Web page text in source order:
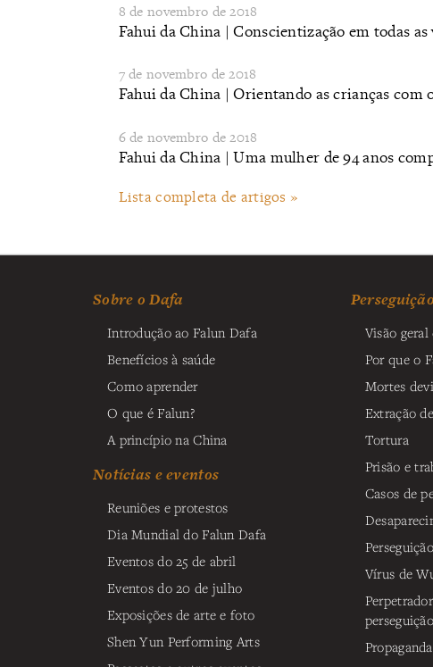
8 de novembro de 2018
Fahui da China | Conscientização em todas
7 de novembro de 2018
Fahui da China | Orientando as crianças com
6 de novembro de 2018
Fahui da China | Uma mulher de 94 anos
Lista completa de artigos »
Sobre o Dafa
Introdução ao Falun Dafa
Benefícios à saúde
Como aprender
O que é Falun?
A princípio na China
Notícias e eventos
Reuniões e protestos
Dia Mundial do Falun Dafa
Eventos do 25 de abril
Eventos do 20 de julho
Exposições de arte e foto
Shen Yun Performing Arts
Perseguição
Visão
Por que o
Mortes
Extração
Tortura
Prisão e
Casos de
Vírus de
Propaganda